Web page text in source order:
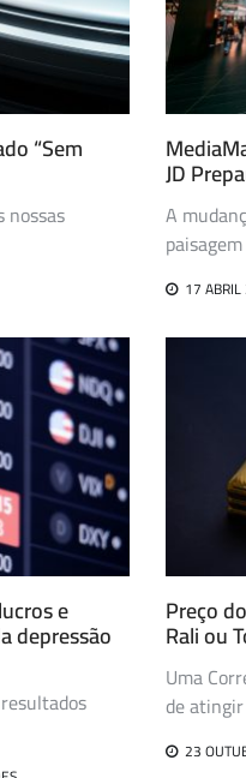
“Sem
nossas
JD
A
17
e
depressão
Preço
Rali ou
Uma
de
23